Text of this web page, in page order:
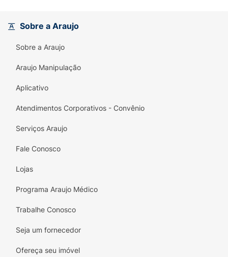
Sobre a Araujo
Sobre a Araujo
Araujo Manipulação
Aplicativo
Atendimentos Corporativos - Convênio
Serviços Araujo
Fale Conosco
Lojas
Programa Araujo Médico
Trabalhe Conosco
Seja um fornecedor
Ofereça seu imóvel